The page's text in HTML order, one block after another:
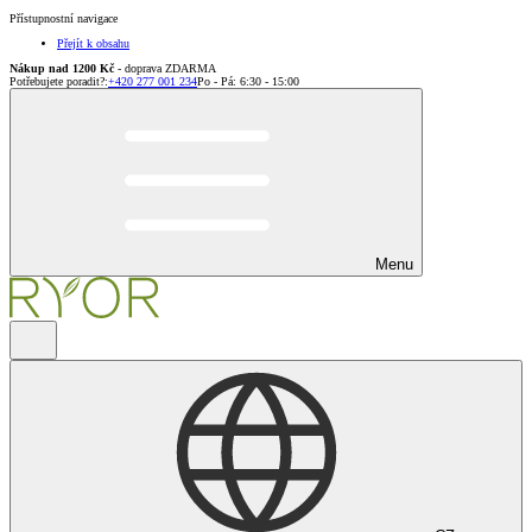
Přístupnostní navigace
Přejít k obsahu
Nákup nad 1200 Kč - doprava ZDARMA
Potřebujete poradit?:+420 277 001 234Po - Pá: 6:30 - 15:00
Menu